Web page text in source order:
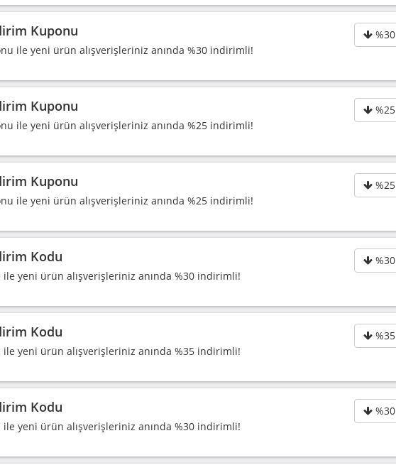
%30
Kuponu
ile yeni ürün alışverişleriniz anında %30 indirimli!
%25
Kuponu
ile yeni ürün alışverişleriniz anında %25 indirimli!
%25
Kuponu
ile yeni ürün alışverişleriniz anında %25 indirimli!
%30
Kodu
yeni ürün alışverişleriniz anında %30 indirimli!
%35
Kodu
yeni ürün alışverişleriniz anında %35 indirimli!
%30
Kodu
yeni ürün alışverişleriniz anında %30 indirimli!